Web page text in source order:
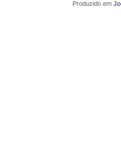
Produzido em